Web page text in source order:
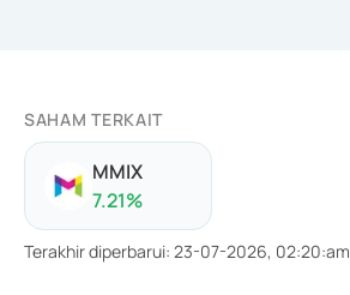
SAHAM TERKAIT
MMIX
7.21%
Terakhir diperbarui: 23-07-2026, 02:20:am